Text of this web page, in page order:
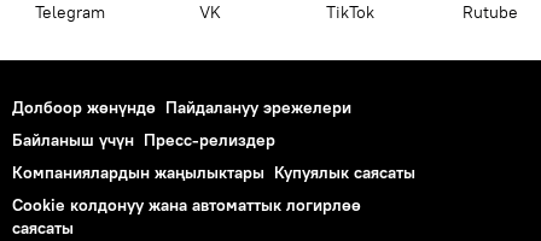
Telegram VK ТikТоk Rutube
Долбоор жөнүндө Пайдалануу эрежелери
Байланыш үчүн Пресс-релиздер
Компаниялардын жаңылыктары Купуялык саясаты
Cookie колдонуу жана автоматтык логирлөө
саясаты